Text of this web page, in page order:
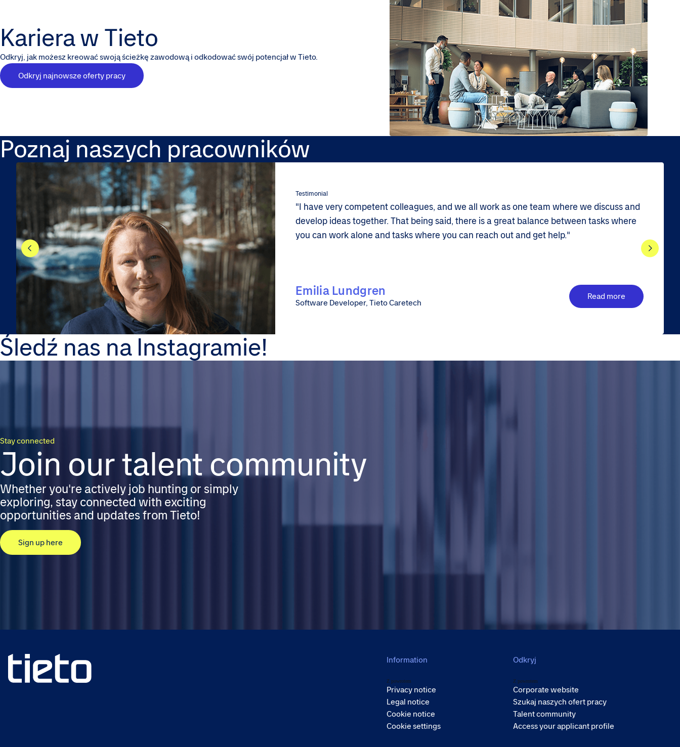
Kariera w Tieto
Odkryj, jak możesz kreować swoją ścieżkę zawodową i odkodować swój potencjał w Tieto.
Odkryj najnowsze oferty pracy
Poznaj naszych pracowników
Testimonial
"I have very competent colleagues, and we all work as one team where we discuss and
develop ideas together. That being said, there is a great balance between tasks where
you can work alone and tasks where you can reach out and get help."
Emilia Lundgren
Software Developer, Tieto Caretech
Read more
Śledź nas na Instagramie!
Stay connected
Join our talent community
Whether you're actively job hunting or simply
exploring, stay connected with exciting
opportunities and updates from Tieto!
Sign up here
Information
Z powrotem
Privacy notice
Legal notice
Cookie notice
Cookie settings
Odkryj
Z powrotem
Corporate website
Szukaj naszych ofert pracy
Talent community
Access your applicant profile